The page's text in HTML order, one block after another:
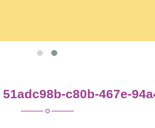
c80b-467e-